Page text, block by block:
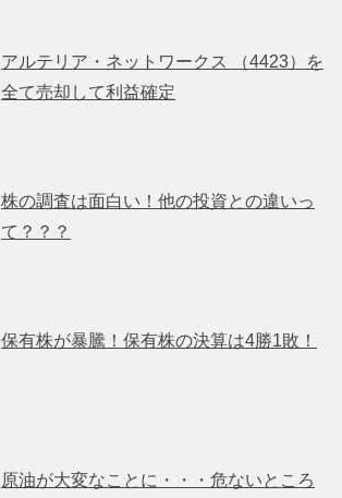
アルテリア・ネットワークス （4423）を
全て売却して利益確定
株の調査は面白い！他の投資との違いっ
て？？？
保有株が暴騰！保有株の決算は4勝1敗！
原油が大変なことに・・・危ないところ